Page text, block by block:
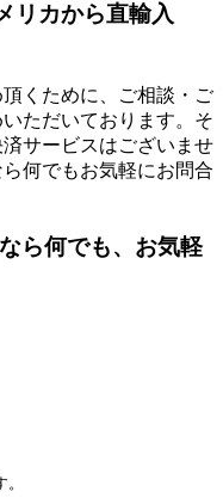
リカから直輸入
くために、ご相談・ご
ただいております。そ
サービスはございませ
何でもお気軽にお問合
ら何でも、お気軽